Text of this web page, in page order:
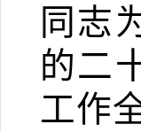
同志
的二
工作